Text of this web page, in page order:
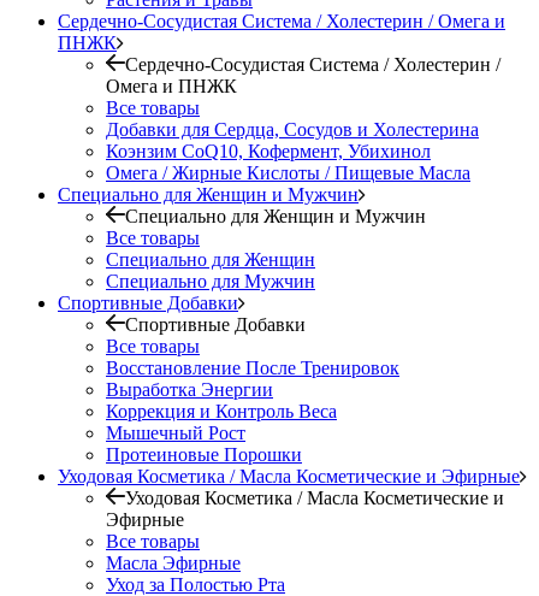
Сердечно-Сосудистая Система / Холестерин / Омега и
ПНЖК
Сердечно-Сосудистая Система / Холестерин /
Омега и ПНЖК
Все товары
Добавки для Сердца, Сосудов и Холестерина
Коэнзим CoQ10, Кофермент, Убихинол
Омега / Жирные Кислоты / Пищевые Масла
Специально для Женщин и Мужчин
Специально для Женщин и Мужчин
Все товары
Специально для Женщин
Специально для Мужчин
Спортивные Добавки
Спортивные Добавки
Все товары
Восстановление После Тренировок
Выработка Энергии
Коррекция и Контроль Веса
Мышечный Рост
Протеиновые Порошки
Уходовая Косметика / Масла Косметические и Эфирные
Уходовая Косметика / Масла Косметические и
Эфирные
Все товары
Масла Эфирные
Уход за Полостью Рта